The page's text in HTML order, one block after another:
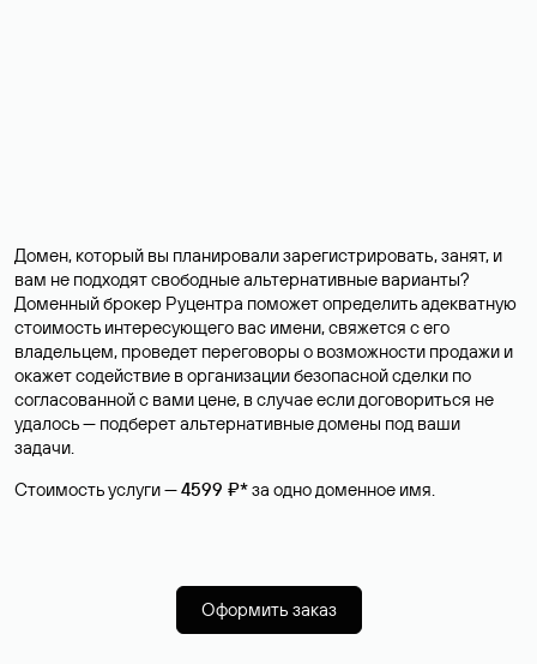
Домен, который вы планировали зарегистрировать, занят, и
вам не подходят свободные альтернативные варианты?
Доменный брокер Руцентра поможет определить адекватную
стоимость интересующего вас имени, свяжется с его
владельцем, проведет переговоры о возможности продажи и
окажет содействие в организации безопасной сделки по
согласованной с вами цене, в случае если договориться не
удалось — подберет альтернативные домены под ваши
задачи.
Стоимость услуги —4599 ₽*за одно доменное имя.
Оформить заказ